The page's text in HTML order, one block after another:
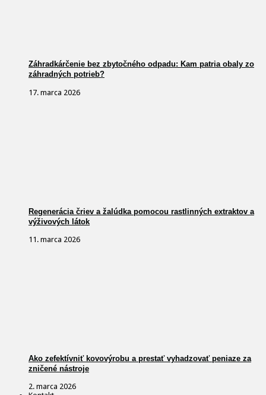
Záhradkárčenie bez zbytočného odpadu: Kam patria obaly zo
záhradných potrieb?
17. marca 2026
Regenerácia čriev a žalúdka pomocou rastlinných extraktov a
výživových látok
11. marca 2026
Ako zefektívniť kovovýrobu a prestať vyhadzovať peniaze za
zničené nástroje
2. marca 2026